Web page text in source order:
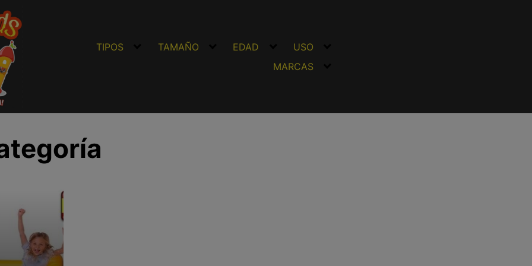
TIPOS
TAMAÑO EDAD
USO
MARCAS